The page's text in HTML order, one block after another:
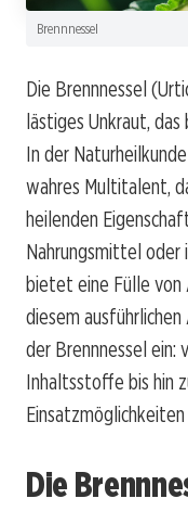
Brennnessel
Die Brennnessel
lästiges Unkraut,
In der
wahres Multitalent,
heilenden
Nahrungsmittel oder
bietet eine Fülle von
diesem
der Brennnessel ein:
Inhaltsstoffe bis hin
Die